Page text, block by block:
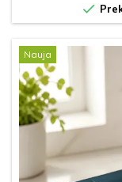

Nauja